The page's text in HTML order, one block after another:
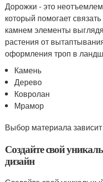
Дорожки - это
который помогает
камнем элементы
растения от
оформления троп в
Камень
Дерево
Ковролан
Мрамор
Выбор материала
Создайте свой
дизайн